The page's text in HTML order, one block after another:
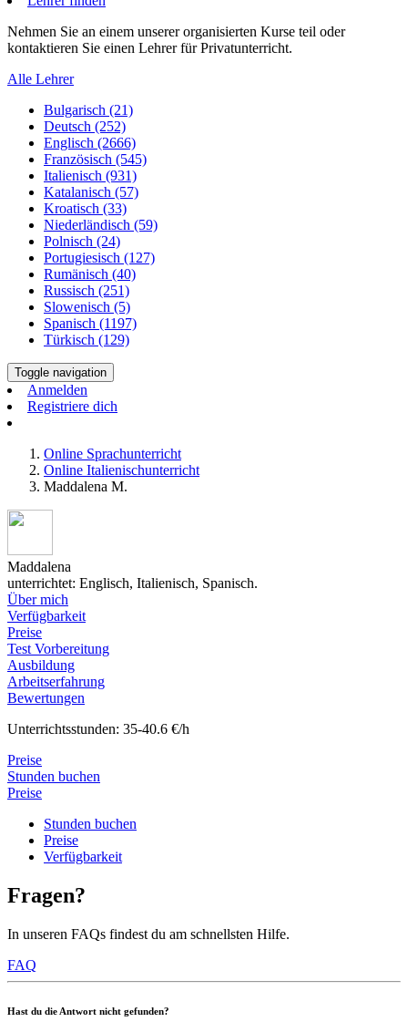
Nehmen Sie an einem unserer organisierten Kurse teil oder
kontaktieren Sie einen Lehrer für Privatunterricht.
Alle Lehrer
Bulgarisch (21)
Deutsch (252)
Englisch (2666)
Französisch (545)
Italienisch (931)
Katalanisch (57)
Kroatisch (33)
Niederländisch (59)
Polnisch (24)
Portugiesisch (127)
Rumänisch (40)
Russisch (251)
Slowenisch (5)
Spanisch (1197)
Türkisch (129)
Toggle navigation
Anmelden
Registriere dich
Online Sprachunterricht
Online Italienischunterricht
Maddalena M.
Maddalena
unterrichtet: Englisch, Italienisch, Spanisch.
Über mich
Verfügbarkeit
Preise
Test Vorbereitung
Ausbildung
Arbeitserfahrung
Bewertungen
Unterrichtsstunden: 35-40.6 €/h
Preise
Stunden buchen
Preise
Stunden buchen
Preise
Verfügbarkeit
Fragen?
In unseren FAQs findest du am schnellsten Hilfe.
FAQ
Hast du die Antwort nicht gefunden?